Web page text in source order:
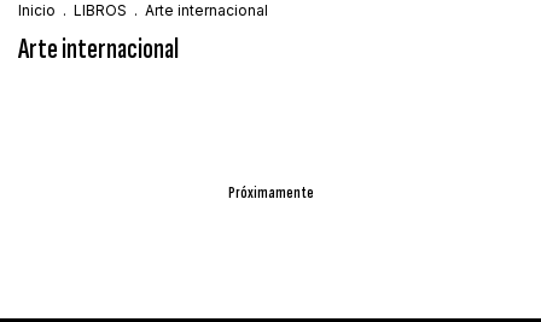
Inicio . LIBROS . Arte internacional
Arte internacional
Próximamente